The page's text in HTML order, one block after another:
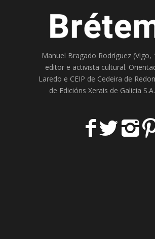
Manuel Bragado Rodríguez (Vigo,
editor e activista cultural.
Laredo e CEIP de Cedeira de
de Edicións Xerais de Galicia S.A